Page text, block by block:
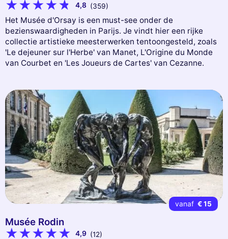
4,8 (359)
Het Musée d'Orsay is een must-see onder de
bezienswaardigheden in Parijs. Je vindt hier een rijke
collectie artistieke meesterwerken tentoongesteld, zoals
'Le dejeuner sur l'Herbe' van Manet, L'Origine du Monde
van Courbet en 'Les Joueurs de Cartes' van Cezanne.
vanaf € 15
Musée Rodin
4,9 (12)